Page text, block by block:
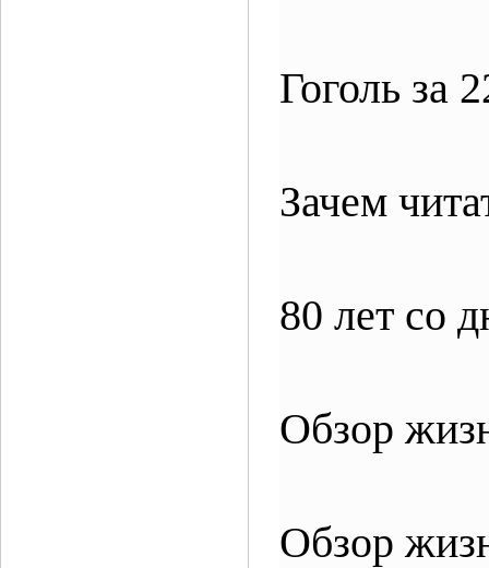
Гоголь за
Зачем
80 лет со
Обзор
Обзор